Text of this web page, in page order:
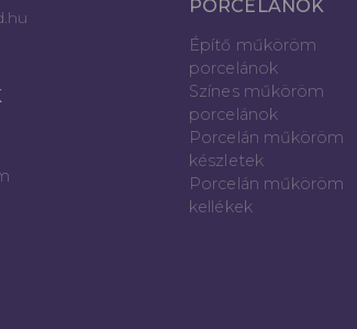
PORCELÁNOK
Építő műköröm
porcelánok
Színes műköröm
porcelánok
Porcelán műköröm
készletek
Porcelán műköröm
kellékek